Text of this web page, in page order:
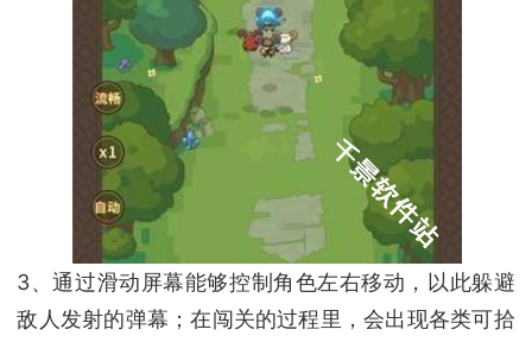
3、通过滑动屏幕能够控制角色左右移动，以此躲避
敌人发射的弹幕；在闯关的过程里，会出现各类可拾